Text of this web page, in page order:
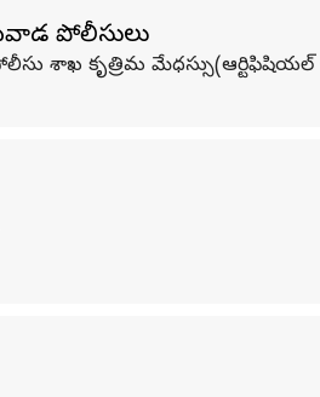
పోలీసులు
శాఖ కృత్రిమ మేధస్సు(ఆర్టిఫిషియల్